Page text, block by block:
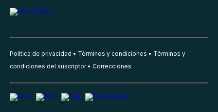
Política de privacidad Términos y condiciones
Términos y
condiciones del suscriptor
Correcciones